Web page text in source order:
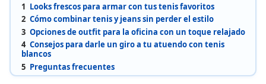
1 Looks frescos para armar con tus tenis favoritos
2 Cómo combinar tenis y jeans sin perder el estilo
3 Opciones de outfit para la oficina con un toque relajado
4 Consejos para darle un giro a tu atuendo con tenis
blancos
5 Preguntas frecuentes